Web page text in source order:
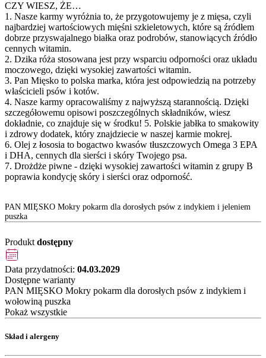
CZY WIESZ, ŻE…
1. Nasze karmy wyróżnia to, że przygotowujemy je z mięsa, czyli
najbardziej wartościowych mięśni szkieletowych, które są źródłem
dobrze przyswajalnego białka oraz podrobów, stanowiących źródło
cennych witamin.
2. Dzika róża stosowana jest przy wsparciu odporności oraz układu
moczowego, dzięki wysokiej zawartości witamin.
3. Pan Mięsko to polska marka, która jest odpowiedzią na potrzeby
właścicieli psów i kotów.
4. Nasze karmy opracowaliśmy z najwyższą starannością. Dzięki
szczegółowemu opisowi poszczególnych składników, wiesz
dokładnie, co znajduje się w środku! 5. Polskie jabłka to smakowity
i zdrowy dodatek, który znajdziecie w naszej karmie mokrej.
6. Olej z łososia to bogactwo kwasów tłuszczowych Omega 3 EPA
i DHA, cennych dla sierści i skóry Twojego psa.
7. Drożdże piwne - dzięki wysokiej zawartości witamin z grupy B
poprawia kondycję skóry i sierści oraz odporność.
PAN MIĘSKO Mokry pokarm dla dorosłych psów z indykiem i jeleniem
puszka
Produkt dostępny
Data przydatności: 04.03.2029
Dostępne warianty
PAN MIĘSKO Mokry pokarm dla dorosłych psów z indykiem i
wołowiną puszka
Pokaż wszystkie
Skład i alergeny